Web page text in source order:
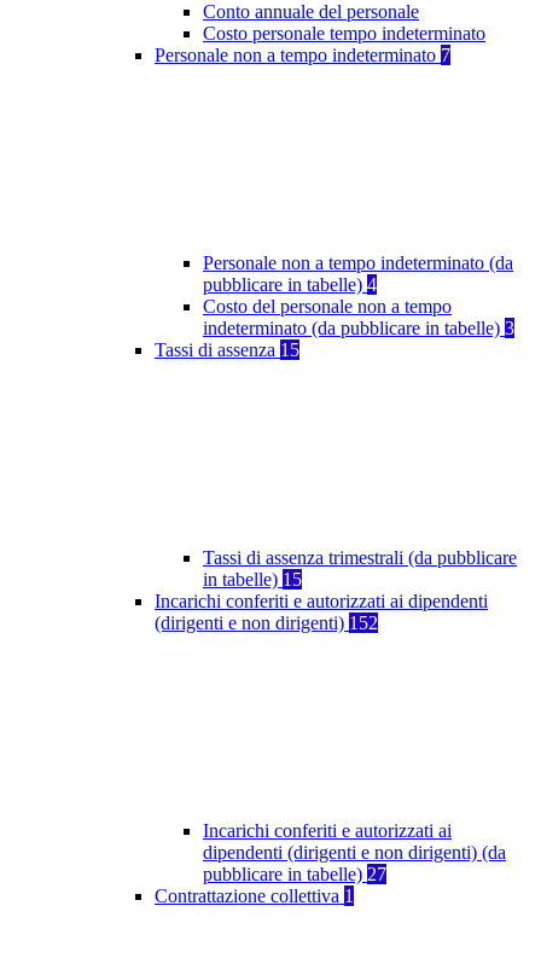
Conto annuale del personale
Costo personale tempo indeterminato
Personale non a tempo indeterminato 7
Personale non a tempo indeterminato (da
pubblicare in tabelle) 4
Costo del personale non a tempo
indeterminato (da pubblicare in tabelle) 3
Tassi di assenza 15
Tassi di assenza trimestrali (da pubblicare
in tabelle) 15
Incarichi conferiti e autorizzati ai dipendenti
(dirigenti e non dirigenti) 152
Incarichi conferiti e autorizzati ai
dipendenti (dirigenti e non dirigenti) (da
pubblicare in tabelle) 27
Contrattazione collettiva 1